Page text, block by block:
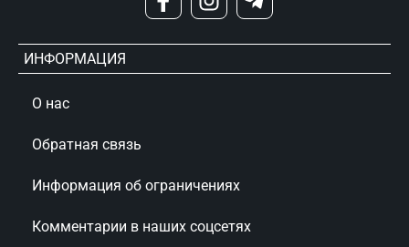
ИНФОРМАЦИЯ
О нас
Обратная связь
Информация об ограничениях
Комментарии в наших соцсетях